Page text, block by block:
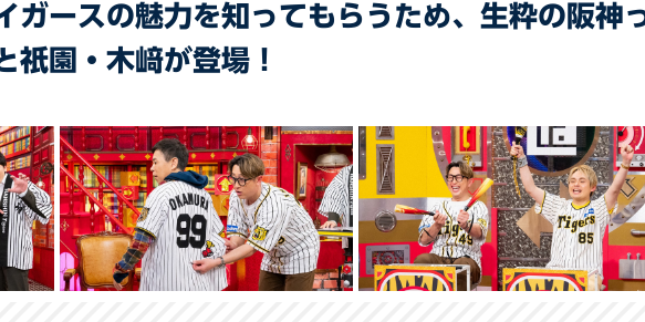
ガースの魅力を知ってもらうため、生粋の阪神
祇園・木﨑が登場！